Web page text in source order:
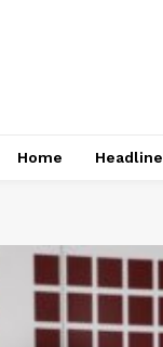
Home Headline